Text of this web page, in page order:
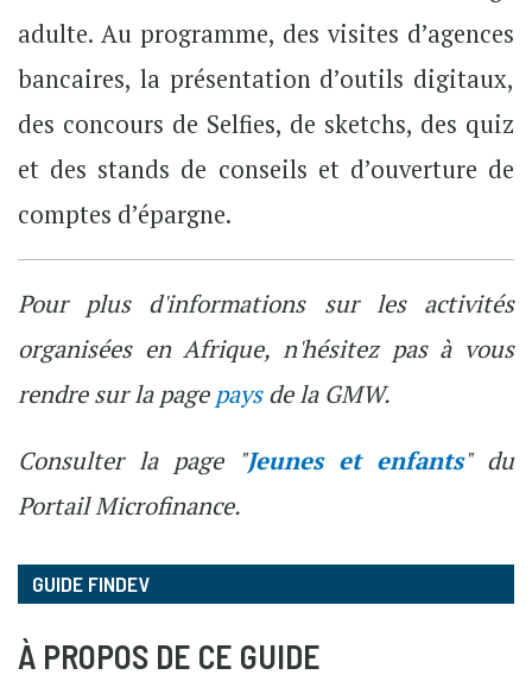
adulte. Au programme, des visites d’agences
bancaires, la présentation d’outils digitaux,
des concours de Selfies, de sketchs, des quiz
et des stands de conseils et d’ouverture de
comptes d’épargne.
Pour plus d'informations sur les activités
organisées en Afrique, n'hésitez pas à vous
rendre sur la pagepaysde la GMW.
Consulter la page "Jeunes et enfants" du
Portail Microfinance.
GUIDE FINDEV
À PROPOS DE CE GUIDE